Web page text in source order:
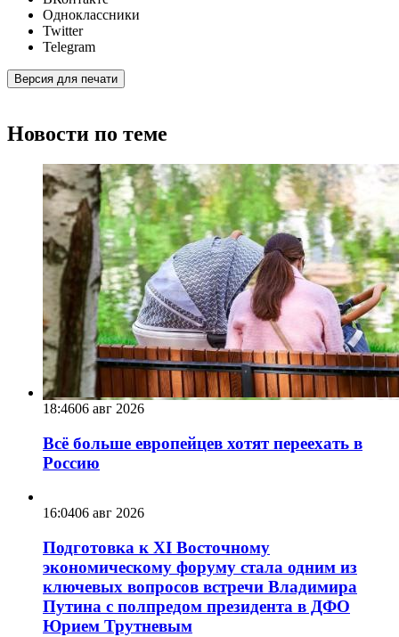
Одноклассники
Twitter
Telegram
Версия для печати
Новости по теме
18:4606 авг 2026
Всё больше европейцев хотят переехать в
Россию
16:0406 авг 2026
Подготовка к XI Восточному
экономическому форуму стала одним из
ключевых вопросов встречи Владимира
Путина с полпредом президента в ДФО
Юрием Трутневым